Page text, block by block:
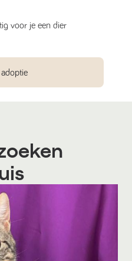
voor je een dier